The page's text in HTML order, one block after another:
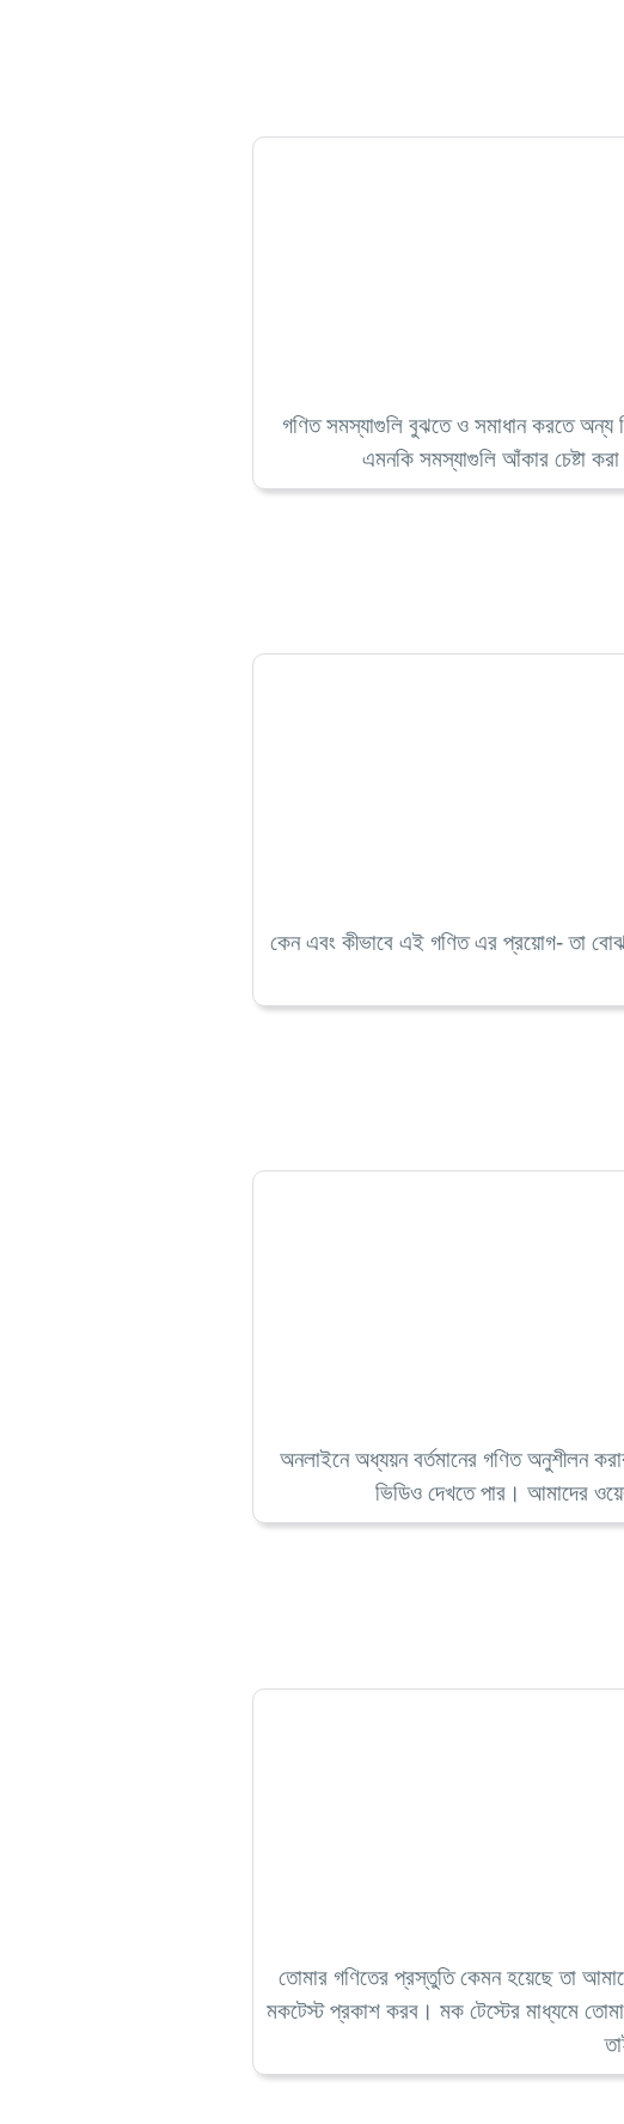
গণিত সমস্যাগুলি বুঝতে ও সমাধান করতে অন্য
এমনকি সমস্যাগুলি আঁকার চেষ্টা
কেন এবং কীভাবে এই গণিত এর প্রয়োগ- তা
অনলাইনে অধ্যয়ন বর্তমানের গণিত অনুশীলন
ভিডিও দেখতে পার। আমাদের
তোমার গণিতের প্রস্তুতি কেমন হয়েছে তা
মকটেস্ট প্রকাশ করব। মক টেস্টের মাধ্যমে